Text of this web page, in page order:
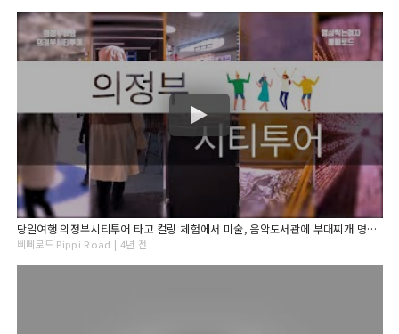
당일여행 의정부시티투어 타고 컬링 체험에서 미술, 음악도서관에 부대찌개 명물관광
삐삐로드 Pippi Road | 4년 전